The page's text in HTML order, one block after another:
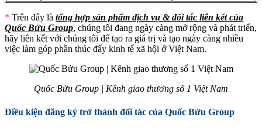
* Trên đây là tổng hợp sản phẩm dịch vụ & đối tác liên kết của
Quốc Bửu Group, chúng tôi đang ngày càng mở rộng và phát triển,
hãy liên kết với chúng tôi để tạo ra giá trị và tạo ngày càng nhiều
việc làm góp phần thúc đẩy kinh tế xã hội ở Việt Nam.
Quốc Bửu Group | Kênh giao thương số 1 Việt Nam
Điều kiện đăng ký trở thành đối tác của Quốc Bửu Group